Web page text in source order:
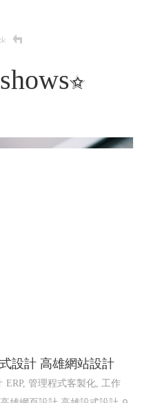
設計 高雄網站設計
ERP, 管理程式客製化, 工作